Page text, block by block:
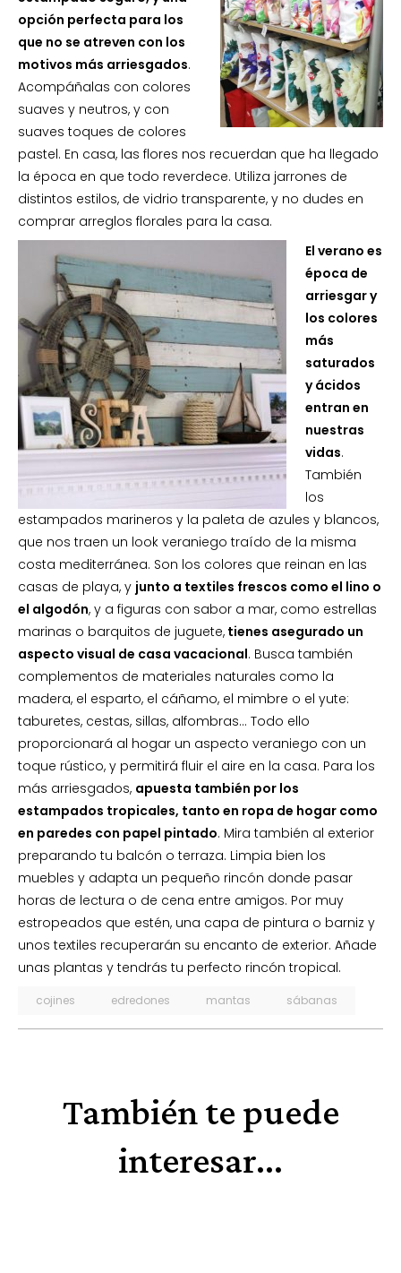
opción perfecta para los
que no se atreven con los
motivos más arriesgados.
Acompáñalas con colores
suaves y neutros, y con
suaves toques de colores
pastel. En casa, las flores nos recuerdan que ha llegado
la época en que todo reverdece. Utiliza jarrones de
distintos estilos, de vidrio transparente, y no dudes en
comprar arreglos florales para la casa.
El verano es
época de
arriesgar y
los colores
más
saturados
y ácidos
entran en
nuestras
vidas.
También
los
estampados marineros y la paleta de azules y blancos,
que nos traen un look veraniego traído de la misma
costa mediterránea. Son los colores que reinan en las
casas de playa, y junto a textiles frescos como el lino o
el algodón, y a figuras con sabor a mar, como estrellas
marinas o barquitos de juguete, tienes asegurado un
aspecto visual de casa vacacional. Busca también
complementos de materiales naturales como la
madera, el esparto, el cáñamo, el mimbre o el yute:
taburetes, cestas, sillas, alfombras… Todo ello
proporcionará al hogar un aspecto veraniego con un
toque rústico, y permitirá fluir el aire en la casa. Para los
más arriesgados, apuesta también por los
estampados tropicales, tanto en ropa de hogar como
en paredes con papel pintado. Mira también al exterior
preparando tu balcón o terraza. Limpia bien los
muebles y adapta un pequeño rincón donde pasar
horas de lectura o de cena entre amigos. Por muy
estropeados que estén, una capa de pintura o barniz y
unos textiles recuperarán su encanto de exterior. Añade
unas plantas y tendrás tu perfecto rincón tropical.
cojines edredones mantas sábanas
También te puede
interesar...